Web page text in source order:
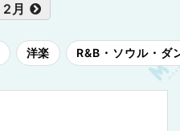
2月
洋楽 R&B・ソウル・ダ